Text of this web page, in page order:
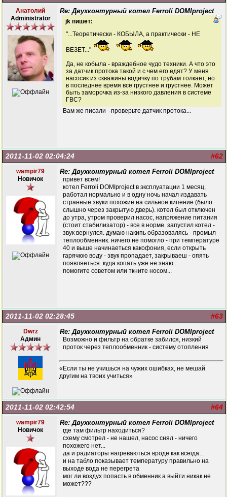
Анатолий
Administrator
Re: Двухконтурный котел Ferroli DOMIproject
jk пишет:
"...Теоретически - КОБЫЛА, а практически - НЕ
ВЕЗЕТ..."
Да, не кобыла - враждебное чудо техники. А что это
за датчик протока такой и с чем его едят? У меня
насосик из скважины водичку по трубам толкает, но
в последнее время все грустнее и грустнее. Может
быть заморочка из-за низкого давления в системе
ГВС?
Вам же писали -проверьте датчик протока...
#62
2011-11-02 02:04:24
wampir79
Новичок
Re: Двухконтурный котел Ferroli DOMIproject
привет всем!
котел Ferroli DOMIproject в эксплуатации 1 месяц,
работал нормально и в одну ночь начал издавать
странные звуки похожие на сильное кипение (было
слышно через закрытую дверь). котел был отключен
до утра, утром проверил насос, напряжение питания
(стоит стабилизатор) - все в норме. запустил котел -
звук вернулся. думаю накипь образовалясь - промыл
теплообменник. ничего не помогло - при температуре
40 и выше начинаеться какофония, если открыть
гарячюю воду - звук пропадает, закрываеш - опять
появляеться. куда копать уже не знаю...
помогите советом или ткните носом...
#63
2011-11-02 02:28:45
Dwrz
Админ
Re: Двухконтурный котел Ferroli DOMIproject
Возможно и фильтр на обратке забился, низкий
проток через теплообменник - систему отопления
«Если ты не учишься на чужих ошибках, не мешай
другим на твоих учиться»
#64
2011-11-02 02:42:54
wampir79
Новичок
Re: Двухконтурный котел Ferroli DOMIproject
где там фильтр находиться?
схему смотрел - не нашел, насос снял - ничего
похожего нет...
да и радиаторы нагреваються вроде как всегда...
и на табло показывает температуру правильно на
выходе вода не перегрета
мог ли воздух попасть в обменник а выйти никак не
может???